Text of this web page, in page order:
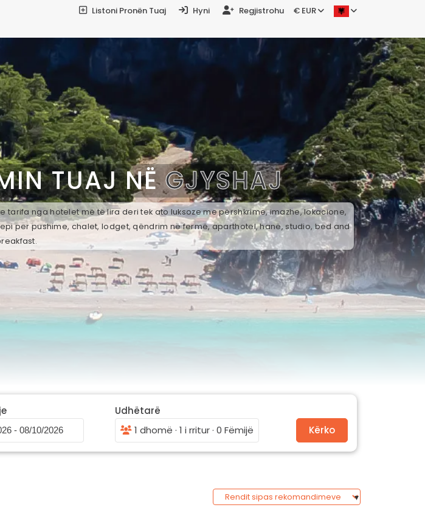
Listoni Pronën Tuaj Hyni Regjistrohu € EUR
TUAJ NËGJYSHAJ
tarifa nga hotelet më të lira deri tek ato luksoze me përshkrime, imazhe, lokacione,
per pushime, chalet, lodget, qëndrim në fermë, aparthotel, hanë, studio, bed and
Udhëtarë
1 dhomë · 1 i rritur · 0 Fëmijë
Kërko